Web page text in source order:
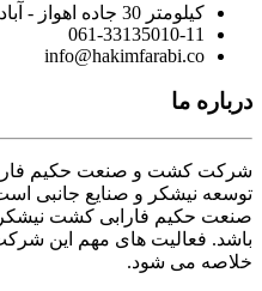
کیلومتر 30 جاده اهواز - آبادان
061-33135010-11
info@hakimfarabi.co
درباره ما
شرکت کشت و صنعت حکیم
توسعه نیشکر و صنایع
صنعت حکیم فارابی کشت
باشد. فعالیت های مهم این
خلاصه می شود.